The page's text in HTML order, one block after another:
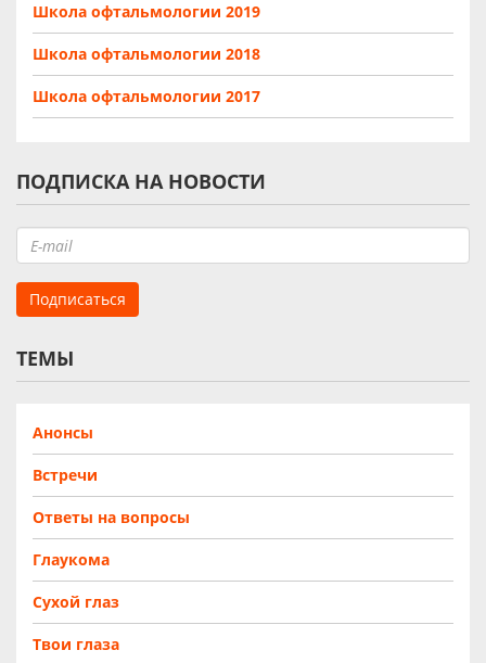
Школа офтальмологии 2019
Школа офтальмологии 2018
Школа офтальмологии 2017
ПОДПИСКА НА НОВОСТИ
ТЕМЫ
Анонсы
Встречи
Ответы на вопросы
Глаукома
Сухой глаз
Твои глаза